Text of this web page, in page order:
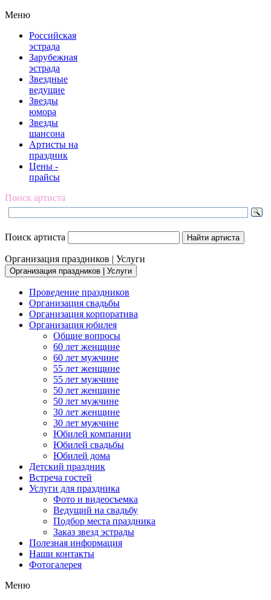
Меню
Российская
эстрада
Зарубежная
эстрада
Звездные
ведущие
Звезды
юмора
Звезды
шансона
Артисты на
праздник
Цены -
прайсы
Поиск артиста
Поиск артиста
Организация праздников | Услуги
Организация праздников | Услуги
Проведение праздников
Организация свадьбы
Организация корпоратива
Организация юбилея
Общие вопросы
60 лет женщине
60 лет мужчине
55 лет женщине
55 лет мужчине
50 лет женщине
50 лет мужчине
30 лет женщине
30 лет мужчине
Юбилей компании
Юбилей свадьбы
Юбилей дома
Детский праздник
Встреча гостей
Услуги для праздника
Фото и видеосъемка
Ведущий на свадьбу
Подбор места праздника
Заказ звезд эстрады
Полезная информация
Наши контакты
Фотогалерея
Меню